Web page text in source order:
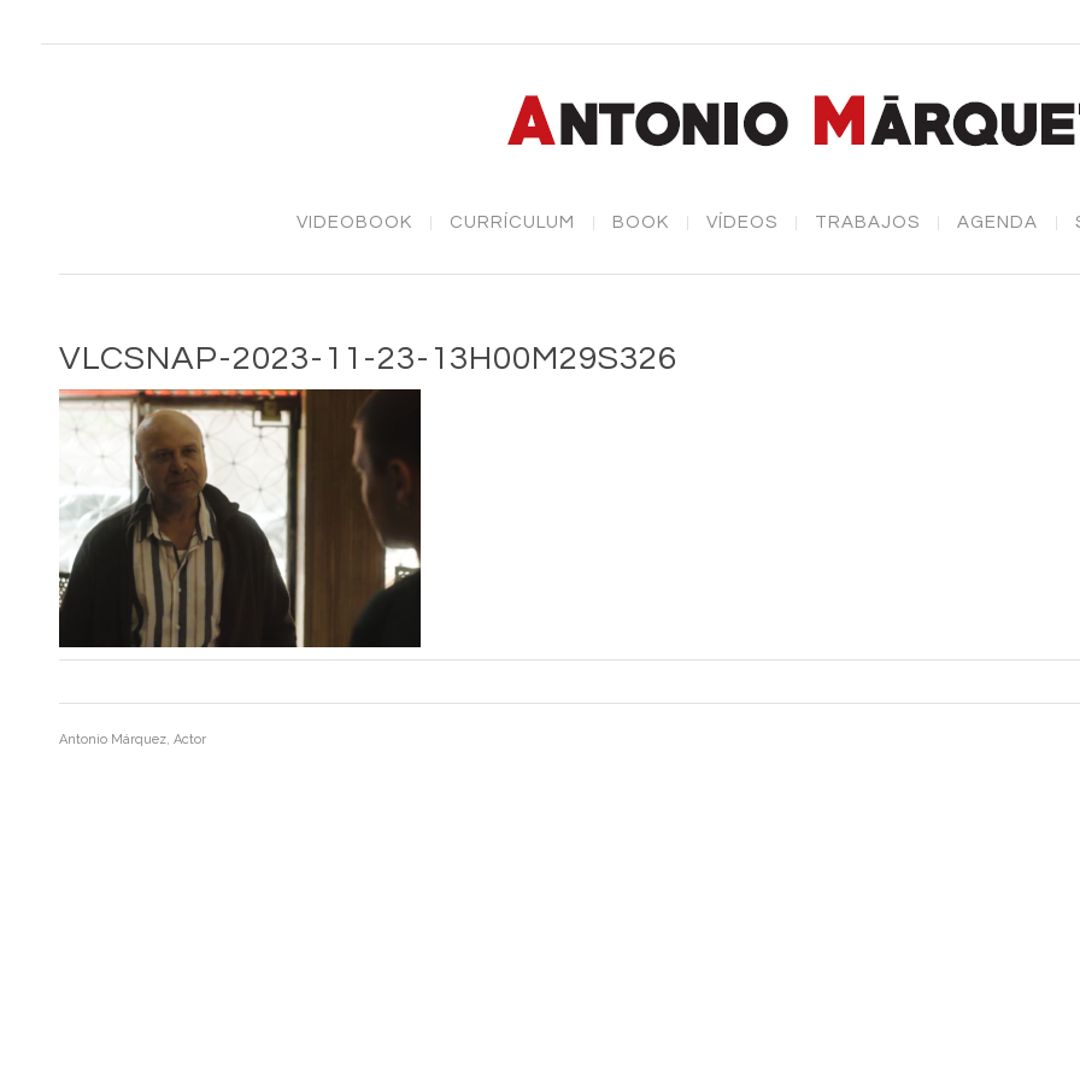
VIDEOBOOK CURRÍCULUM BOOK VÍDEOS TRABAJOS AGENDA
VLCSNAP-2023-11-23-13H00M29S326
Antonio Márquez, Actor